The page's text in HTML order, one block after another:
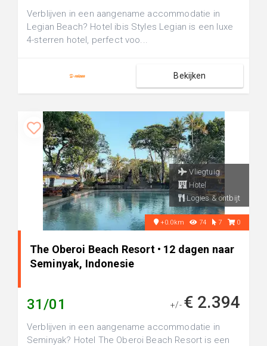
Verblijven in een aangename accommodatie in
Legian Beach? Hotel ibis Styles Legian is een luxe
4-sterren hotel, perfect voo...
Bekijken
Vliegtuig
Hotel
Logies & ontbijt
+0.0km 74 7 0
The Oberoi Beach Resort • 12 dagen naar
Seminyak, Indonesie
31/01 +/- € 2.394
Verblijven in een aangename accommodatie in
Seminyak? Hotel The Oberoi Beach Resort is een